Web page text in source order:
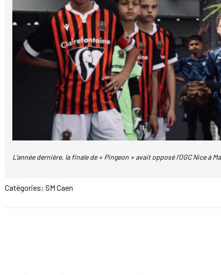
L'année dernière, la finale de « Pingeon » avait opposé l'OGC Nice à
Catégories: SM Caen